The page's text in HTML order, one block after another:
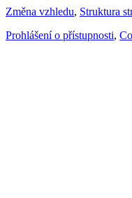
Změna vzhledu, Struktura
Prohlášení o přístupnosti,